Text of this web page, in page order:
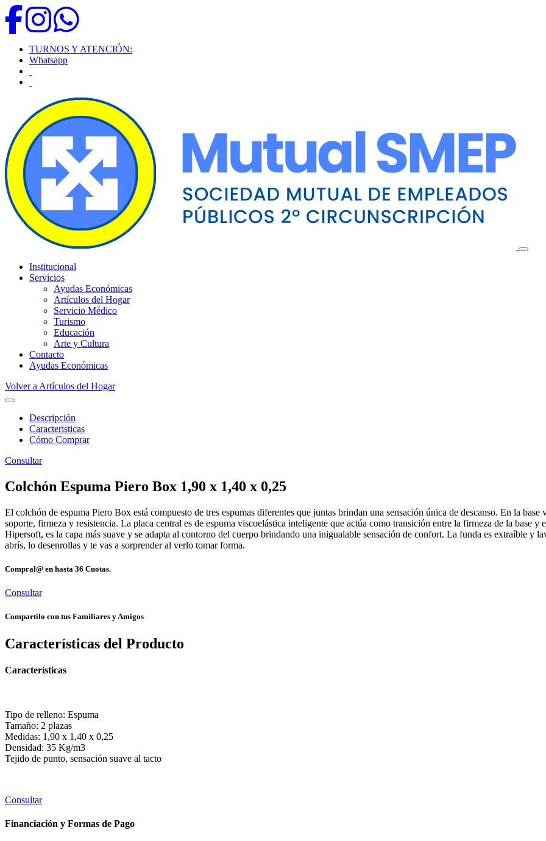
TURNOS Y ATENCIÓN:
Whatsapp
Institucional
Servicios
Ayudas Económicas
Artículos del Hogar
Servicio Médico
Turismo
Educación
Arte y Cultura
Contacto
Ayudas Económicas
Volver a Artículos del Hogar
Descripción
Caracteristicas
Cómo Comprar
Consultar
Colchón Espuma Piero Box 1,90 x 1,40 x 0,25
El colchón de espuma Piero Box está compuesto de tres espumas diferentes que juntas brindan una sensación única de descanso. En la
soporte, firmeza y resistencia. La placa central es de espuma viscoelástica inteligente que actúa como transición entre la firmeza de la base
Hipersoft, es la capa más suave y se adapta al contorno del cuerpo brindando una inigualable sensación de confort. La funda es extraíble y
abrís, lo desenrollas y te vas a sorprender al verlo tomar forma.
Compral@ en hasta 36 Cuotas.
Consultar
Compartilo con tus Familiares y Amigos
Características del Producto
Características
Tipo de relleno: Espuma
Tamaño: 2 plazas
Medidas: 1,90 x 1,40 x 0,25
Densidad: 35 Kg/m3
Tejido de punto, sensación suave al tacto
Consultar
Financiación y Formas de Pago